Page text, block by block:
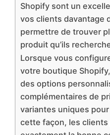
Shopify sont un
vos clients davantage
permettre de trouver
produit qu’ils
Lorsque vous
votre boutique
des options
complémentaires de
variantes uniques
cette façon, les